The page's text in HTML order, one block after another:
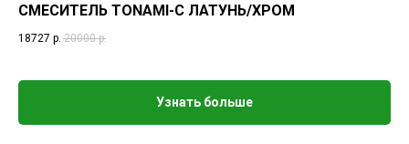
СМЕСИТЕЛЬ TONAMI-C ЛАТУНЬ/ХРОМ
18727 р. 20000 р.
Узнать больше